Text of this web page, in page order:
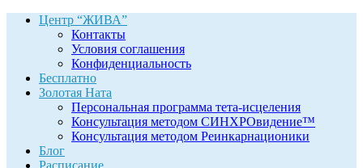
Центр “ЖИВА”
Контакты
Условия соглашения
Конфиденциальность
Бесплатно
Золотая Ната
Персональная программа тета-исцеления
Консультация методом СИНХРОвидение™
Консультация методом Реинкарнационики
Блог
Расписание